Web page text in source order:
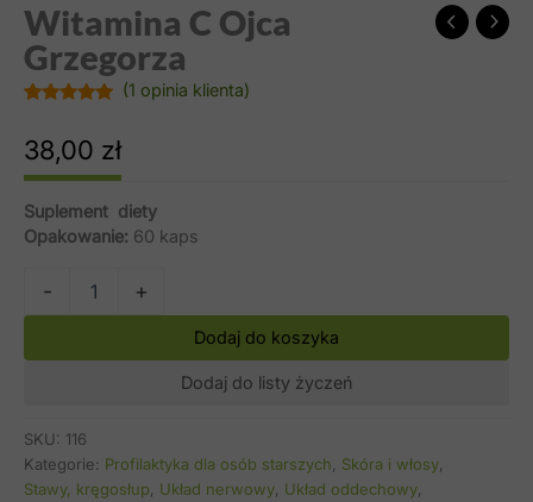
Witamina C Ojca
Grzegorza
podstawie
oceny
klienta
(1 opinia klienta)
38,00 zł
Suplement diety
Opakowanie: 60 kaps
-
Witamina
+
Dodaj do koszyka
Dodaj do listy życzeń
SKU: 116
Kategorie: Profilaktyka dla osób starszych Skóra i włosy
Stawy, kręgosłup
Układ nerwowy Układ oddechowy